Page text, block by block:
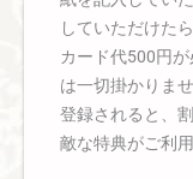
していただけた
カード代500円
は一切掛かりませ
登録されると、
敵な特典がご利